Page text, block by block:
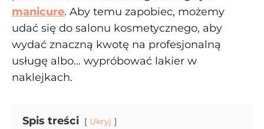
manicure. Aby temu zapobiec, możemy
udać się do salonu kosmetycznego, aby
wydać znaczną kwotę na profesjonalną
usługę albo… wypróbować lakier w
naklejkach.
Spis treści Ukryj